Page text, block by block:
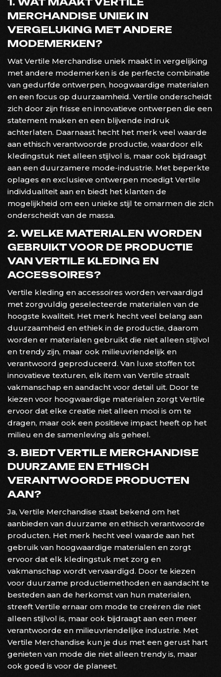
MERCHANDISE UNIEK IN
VERGELIJKING MET ANDERE
MODEMERKEN?
Wat Vertile Merchandise uniek maakt in vergelijking
met andere modemerken is de perfecte combinatie
van gedurfde ontwerpen, hoogwaardige materialen
en een focus op duurzaamheid. Vertile onderscheidt
zich door zijn frisse en innovatieve ontwerpen die een
statement maken en een blijvende indruk
achterlaten. Daarnaast hecht het merk veel waarde
aan ethisch verantwoorde productie, waardoor elk
kledingstuk niet alleen stijlvol is, maar ook bijdraagt
aan een duurzamere mode-industrie. Met beperkte
oplages en exclusieve ontwerpen moedigt Vertile
individualiteit aan en biedt het klanten de
mogelijkheid om een unieke stijl te omarmen die zich
onderscheidt van de massa.
2. WELKE MATERIALEN WORDEN
GEBRUIKT VOOR DE PRODUCTIE
VAN VERTILE KLEDING EN
ACCESSOIRES?
Vertile kleding en accessoires worden vervaardigd
met zorgvuldig geselecteerde materialen van de
hoogste kwaliteit. Het merk hecht veel belang aan
duurzaamheid en ethiek in de productie, daarom
worden er materialen gebruikt die niet alleen stijlvol
en trendy zijn, maar ook milieuvriendelijk en
verantwoord geproduceerd. Van luxe stoffen tot
innovatieve texturen, elk item van Vertile straalt
vakmanschap en aandacht voor detail uit. Door te
kiezen voor hoogwaardige materialen zorgt Vertile
ervoor dat elke creatie niet alleen mooi is om te
dragen, maar ook een positieve impact heeft op het
milieu en de samenleving als geheel.
3. BIEDT VERTILE MERCHANDISE
DUURZAME EN ETHISCH
VERANTWOORDE PRODUCTEN
AAN?
Ja, Vertile Merchandise staat bekend om het
aanbieden van duurzame en ethisch verantwoorde
producten. Het merk hecht veel waarde aan het
gebruik van hoogwaardige materialen en zorgt
ervoor dat elk kledingstuk met zorg en
vakmanschap wordt vervaardigd. Door te kiezen
voor duurzame productiemethoden en aandacht te
besteden aan de herkomst van hun materialen,
streeft Vertile ernaar om mode te creëren die niet
alleen stijlvol is, maar ook bijdraagt aan een meer
verantwoorde en milieuvriendelijke industrie. Met
Vertile Merchandise kun je dus met een gerust hart
genieten van mode die niet alleen trendy is, maar
ook goed is voor de planeet.